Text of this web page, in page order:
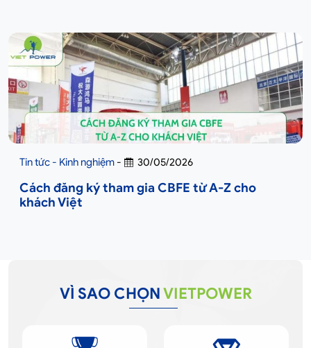
Tin tức - Kinh nghiệm - 30/05/2026
Cách đăng ký tham gia CBFE từ A-Z cho
khách Việt
VÌ SAO CHỌNVIETPOWER